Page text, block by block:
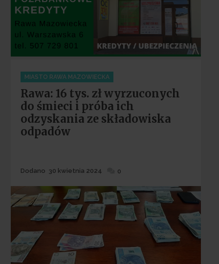
Categories
MIASTO RAWA MAZOWIECKA
Rawa: 16 tys. zł wyrzuconych
do śmieci i próba ich
odzyskania ze składowiska
odpadów
Dodane
Dodano 30 kwietnia 2024 0